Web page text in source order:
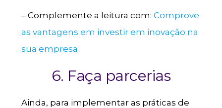
– Complemente a leitura com: Comprove
as vantagens em investir em inovação na
sua empresa
6. Faça parcerias
Ainda, para implementar as práticas de